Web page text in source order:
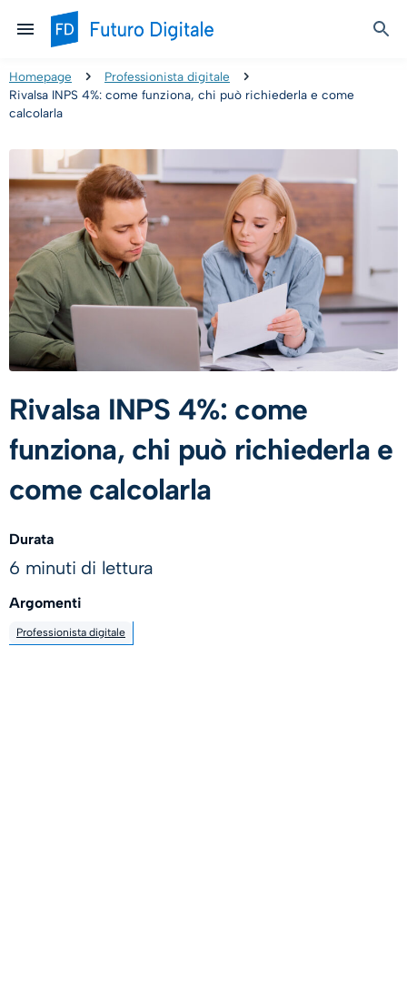
Homepage
Professionista digitale
Rivalsa INPS 4%: come funziona, chi può richiederla e come
calcolarla
Rivalsa INPS 4%: come
funziona, chi può richiederla e
come calcolarla
Durata
6 minuti di lettura
Argomenti
Professionista digitale